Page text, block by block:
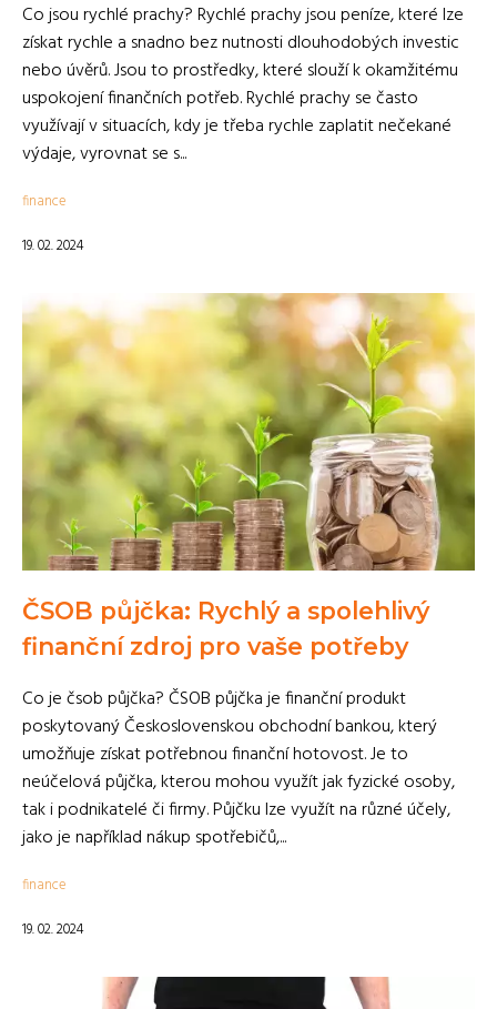
Co jsou rychlé prachy? Rychlé prachy jsou peníze, které lze
získat rychle a snadno bez nutnosti dlouhodobých investic
nebo úvěrů. Jsou to prostředky, které slouží k okamžitému
uspokojení finančních potřeb. Rychlé prachy se často
využívají v situacích, kdy je třeba rychle zaplatit nečekané
výdaje, vyrovnat se s...
finance
19. 02. 2024
ČSOB půjčka: Rychlý a spolehlivý
finanční zdroj pro vaše potřeby
Co je čsob půjčka? ČSOB půjčka je finanční produkt
poskytovaný Československou obchodní bankou, který
umožňuje získat potřebnou finanční hotovost. Je to
neúčelová půjčka, kterou mohou využít jak fyzické osoby,
tak i podnikatelé či firmy. Půjčku lze využít na různé účely,
jako je například nákup spotřebičů,...
finance
19. 02. 2024